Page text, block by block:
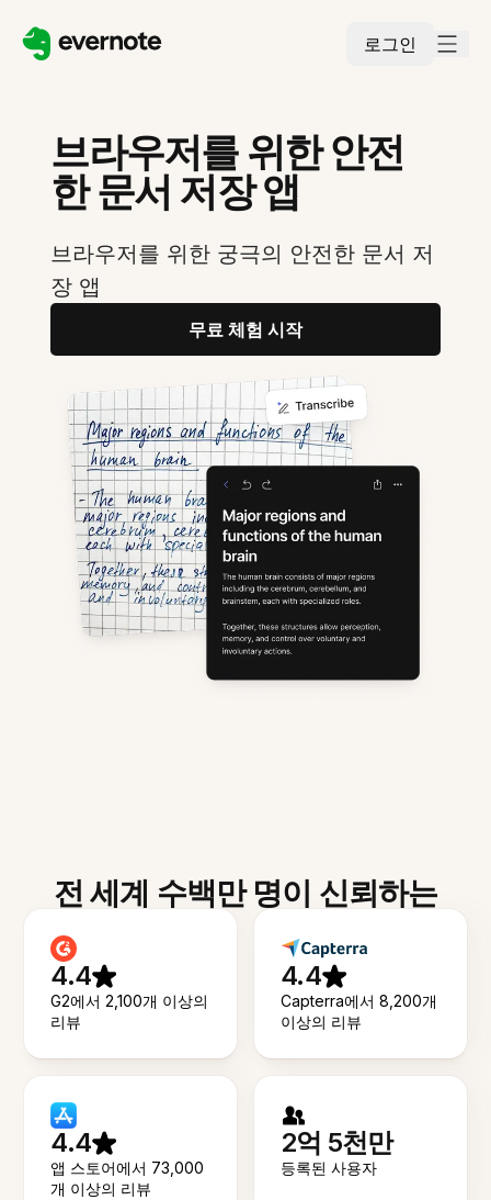
로그인
브라우저를 위한 안전
한 문서 저장 앱
브라우저를 위한 궁극의 안전한 문서 저
장 앱
무료 체험 시작
전 세계 수백만 명이 신뢰하는
4.4
G2에서 2,100개 이상의
리뷰
4.4
Capterra에서 8,200개
이상의 리뷰
4.4
앱 스토어에서 73,000
개 이상의 리뷰
2억 5천만
등록된 사용자